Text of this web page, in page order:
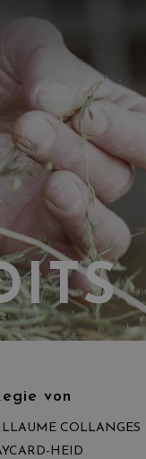
von
COLLANGES
HEID